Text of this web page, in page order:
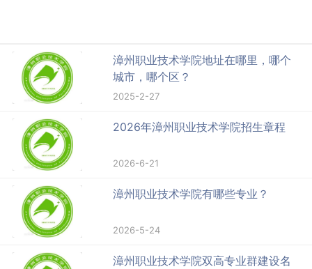
漳州职业技术学院地址在哪里，哪个
城市，哪个区？
2025-2-27
2026年漳州职业技术学院招生章程
2026-6-21
漳州职业技术学院有哪些专业？
2026-5-24
漳州职业技术学院双高专业群建设名